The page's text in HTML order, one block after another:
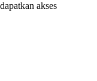
akses